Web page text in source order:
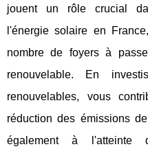
jouent un rôle crucial
l'énergie solaire en
nombre de foyers à
renouvelable. En
renouvelables, vous
réduction des émissions
également à l'atteinte